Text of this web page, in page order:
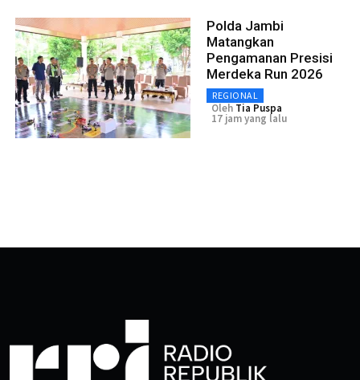
Polda Jambi
Matangkan
Pengamanan Presisi
Merdeka Run 2026
REGIONAL
Oleh Tia Puspa
17 jam yang lalu